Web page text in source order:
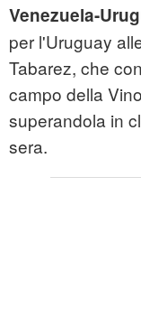
Venezuela-
per l'Uruguay
Tabarez, che
campo della
superandola in
sera.